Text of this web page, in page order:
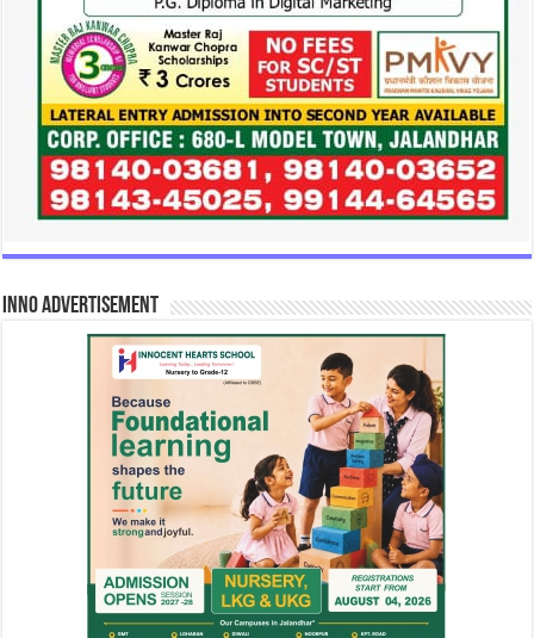
INNO Advertisement